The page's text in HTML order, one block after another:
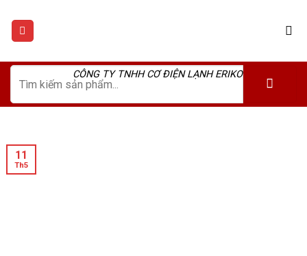
content
CÔNG TY TNHH CƠ ĐIỆN LẠNH ERIKO
kiếm:
11
Th5